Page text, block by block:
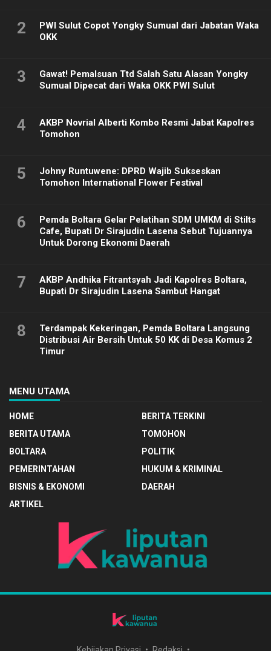
2
PWI Sulut Copot Yongky Sumual dari Jabatan Waka
OKK
3
Gawat! Pemalsuan Ttd Salah Satu Alasan Yongky
Sumual Dipecat dari Waka OKK PWI Sulut
4
AKBP Novrial Alberti Kombo Resmi Jabat Kapolres
Tomohon
5
Johny Runtuwene: DPRD Wajib Sukseskan
Tomohon International Flower Festival
6
Pemda Boltara Gelar Pelatihan SDM UMKM di Stilts
Cafe, Bupati Dr Sirajudin Lasena Sebut Tujuannya
Untuk Dorong Ekonomi Daerah
7
AKBP Andhika Fitrantsyah Jadi Kapolres Boltara,
Bupati Dr Sirajudin Lasena Sambut Hangat
8
Terdampak Kekeringan, Pemda Boltara Langsung
Distribusi Air Bersih Untuk 50 KK di Desa Komus 2
Timur
MENU UTAMA
HOME
BERITA TERKINI
BERITA UTAMA
TOMOHON
BOLTARA
POLITIK
PEMERINTAHAN
HUKUM & KRIMINAL
BISNIS & EKONOMI
DAERAH
ARTIKEL